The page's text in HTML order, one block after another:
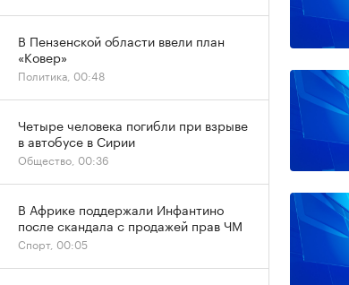
В Пензенской области ввели план
«Ковер»
Политика, 00:48
Четыре человека погибли при взрыве
в автобусе в Сирии
Общество, 00:36
В Африке поддержали Инфантино
после скандала с продажей прав ЧМ
Спорт, 00:05